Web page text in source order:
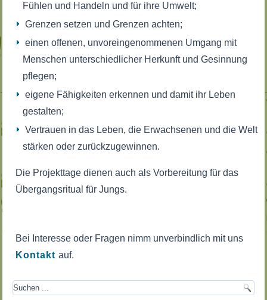
Fühlen und Handeln und für ihre Umwelt;
Grenzen setzen und Grenzen achten;
einen offenen, unvoreingenommenen Umgang mit
Menschen unterschiedlicher Herkunft und Gesinnung
pflegen;
eigene Fähigkeiten erkennen und damit ihr Leben
gestalten;
Vertrauen in das Leben, die Erwachsenen und die Welt
stärken oder zurückzugewinnen.
Die Projekttage dienen auch als Vorbereitung für das
Übergangsritual für Jungs.
Bei Interesse oder Fragen nimm unverbindlich mit uns
Kontaktauf.